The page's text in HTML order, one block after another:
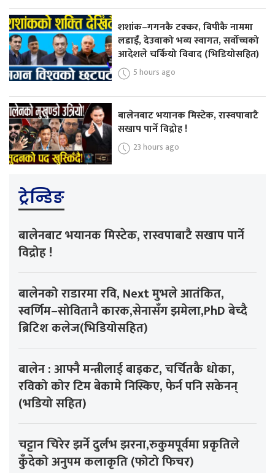
शशांक–गगनकै टक्कर, बिपीकै नाममा
लडाइँ, देउवाको भव्य स्वागत, सर्वोच्चको
आदेशले चर्कियो विवाद (भिडियोसहित)
5 hours ago
बालेनबाट भयानक मिस्टेक, रास्वपाबाटै
सखाप पार्ने विद्रोह !
23 hours ago
ट्रेन्डिङ
बालेनबाट भयानक मिस्टेक, रास्वपाबाटै सखाप पार्ने
विद्रोह !
बालेनको राडारमा रवि, Next मुभले आतंकित,
स्वर्णिम–सोवितानै कारक,सेनासँग झमेला,PhD बेच्दै
ब्रिटिश कलेज(भिडियोसहित)
बालेन : आफ्नै मन्त्रीलाई बाइकट, चर्चितकै धोका,
रविको कोर टिम बेकामे निस्किए, फेर्न पनि सकेनन्
(भडियो सहित)
चट्टान चिरेर झर्ने दुर्लभ झरना,रुकुमपूर्वमा प्रकृतिले
कुँदेको अनुपम कलाकृति (फोटो फिचर)